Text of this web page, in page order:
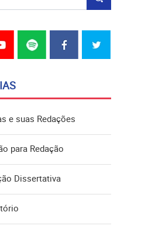
e suas Redações
para Redação
Dissertativa